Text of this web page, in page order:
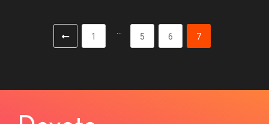
1 5 6 7